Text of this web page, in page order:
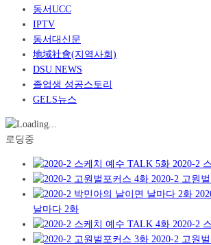
동서UCC
IPTV
동서대신문
地域社會(지역사회)
DSU NEWS
졸업생 성공스토리
GELS뉴스
로딩중
2020-2
2020-2 고원
날마다 2화
2020-2
2020-2 고원